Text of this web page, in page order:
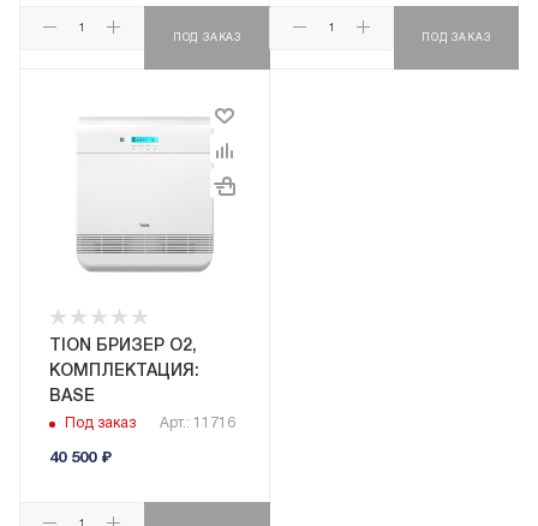
ПОД ЗАКАЗ ПОД ЗАКАЗ
TION БРИЗЕР O2,
КОМПЛЕКТАЦИЯ:
BASE
Под заказ Арт.: 11716
40 500₽